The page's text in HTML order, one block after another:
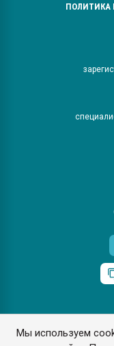
Мы используем
ПОЛИТИКА